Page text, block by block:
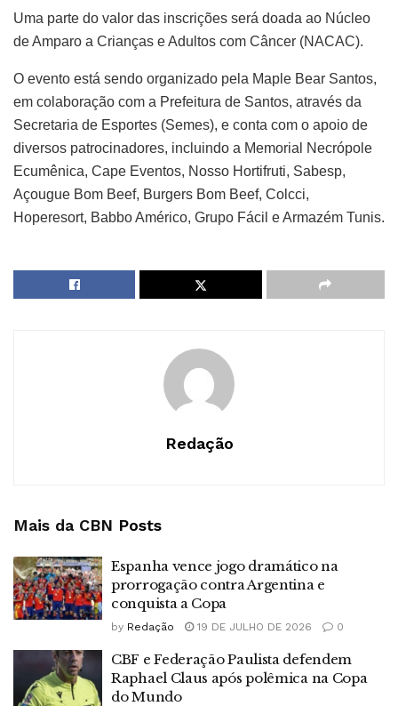
Uma parte do valor das inscrições será doada ao Núcleo
de Amparo a Crianças e Adultos com Câncer (NACAC).
O evento está sendo organizado pela Maple Bear Santos,
em colaboração com a Prefeitura de Santos, através da
Secretaria de Esportes (Semes), e conta com o apoio de
diversos patrocinadores, incluindo a Memorial Necrópole
Ecumênica, Cape Eventos, Nosso Hortifruti, Sabesp,
Açougue Bom Beef, Burgers Bom Beef, Colcci,
Hoperesort, Babbo Américo, Grupo Fácil e Armazém Tunis.
Redação
Mais da CBN Posts
Espanha vence jogo dramático na
prorrogação contra Argentina e
conquista a Copa
by Redação 19 DE JULHO DE 2026 0
CBF e Federação Paulista defendem
Raphael Claus após polêmica na Copa
do Mundo